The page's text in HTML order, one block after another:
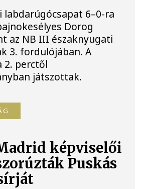
labdarúgócsapat 6–0-ra
Dorog
az NB III északnyugati
3. fordulójában. A
2. perctől
játszottak.
képviselői
Puskás